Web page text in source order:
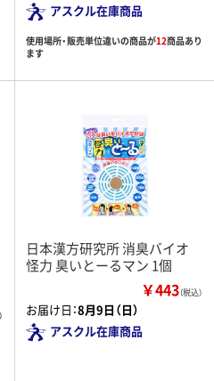
アスクル在庫商品
使用場所・販売単位違いの商品が12商品あり
ます
日本漢方研究所 消臭バイオ
怪力 臭いとーるマン 1個
￥443（税込）
お届け日：8月9日（日）
アスクル在庫商品